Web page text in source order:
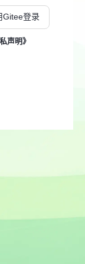
Gitee登录
声明》